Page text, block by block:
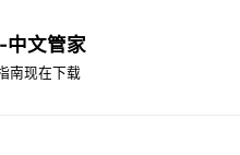
文管家
南现在下载